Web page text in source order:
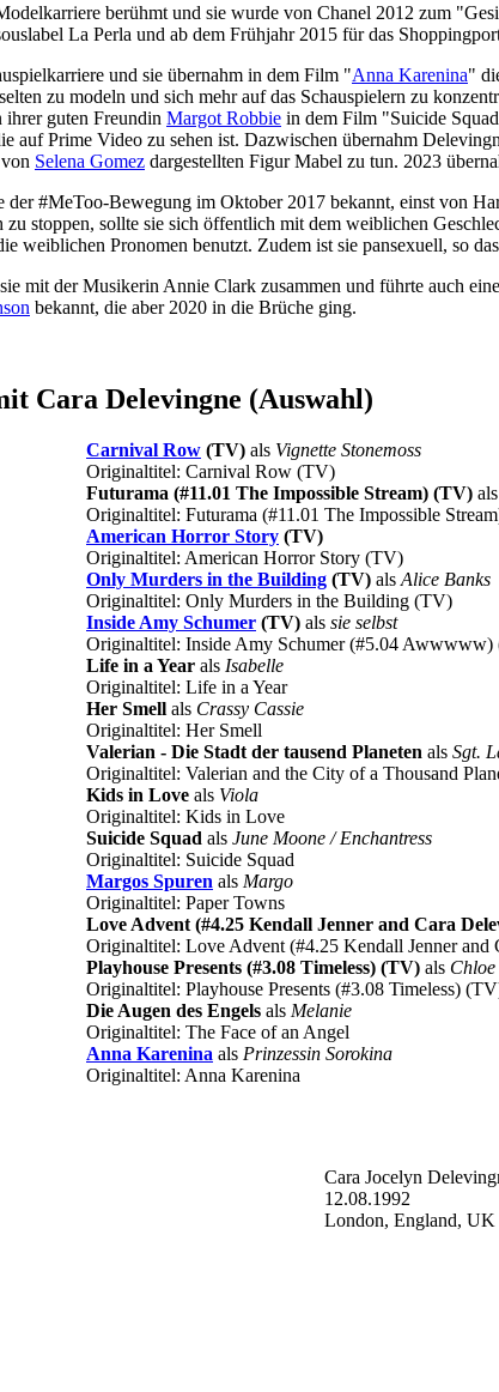
berühmt und sie wurde von Chanel 2012 zum
La Perla und ab dem Frühjahr 2015 für das
und sie übernahm in dem Film "Anna Karenina"
zu modeln und sich mehr auf das Schauspielern zu
ihrer guten Freundin Margot Robbie in dem Film "Suicide
auf Prime Video zu sehen ist. Dazwischen übernahm
Selena Gomez dargestellten Figur Mabel zu tun. 2023
#MeToo-Bewegung im Oktober 2017 bekannt, einst von
zu stoppen, sollte sie sich öffentlich mit dem weiblichen
weiblichen Pronomen benutzt. Zudem ist sie pansexuell, so
mit der Musikerin Annie Clark zusammen und führte auch
bekannt, die aber 2020 in die Brüche ging.
Cara Delevingne (Auswahl)
Carnival Row (TV) als Vignette Stonemoss
Originaltitel: Carnival Row (TV)
Futurama (#11.01 The Impossible Stream) (TV) als
Originaltitel: Futurama (#11.01 The Impossible
American Horror Story (TV)
Originaltitel: American Horror Story (TV)
Only Murders in the Building (TV) als Alice Banks
Originaltitel: Only Murders in the Building (TV)
Inside Amy Schumer (TV) als sie selbst
Originaltitel: Inside Amy Schumer (#5.04
Life in a Year als Isabelle
Originaltitel: Life in a Year
Her Smell als Crassy Cassie
Originaltitel: Her Smell
Valerian - Die Stadt der tausend Planeten als Sgt.
Originaltitel: Valerian and the City of a Thousand
Kids in Love als Viola
Originaltitel: Kids in Love
Suicide Squad als June Moone / Enchantress
Originaltitel: Suicide Squad
Margos Spuren als Margo
Originaltitel: Paper Towns
Love Advent (#4.25 Kendall Jenner and Cara
Originaltitel: Love Advent (#4.25 Kendall Jenner
Playhouse Presents (#3.08 Timeless) (TV) als Chloe
Originaltitel: Playhouse Presents (#3.08 Timeless)
Die Augen des Engels als Melanie
Originaltitel: The Face of an Angel
Anna Karenina als Prinzessin Sorokina
Originaltitel: Anna Karenina
Cara Jocelyn
12.08.1992
London, England, UK